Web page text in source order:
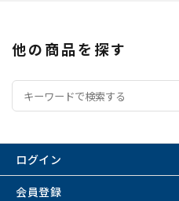
他の商品を探す
ログイン
会員登録